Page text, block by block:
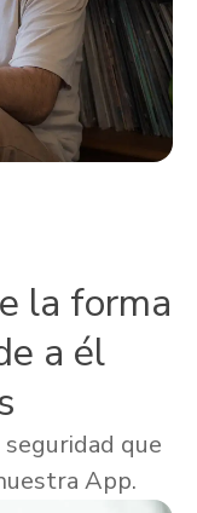
la forma
a él
que
App.